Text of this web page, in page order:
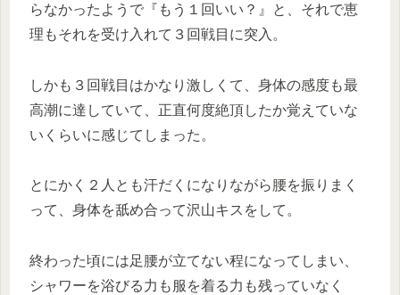
らなかったようで『もう１回いい？』と、それで恵
理もそれを受け入れて３回戦目に突入。
しかも３回戦目はかなり激しくて、身体の感度も最
高潮に達していて、正直何度絶頂したか覚えていな
いくらいに感じてしまった。
とにかく２人とも汗だくになりながら腰を振りまく
って、身体を舐め合って沢山キスをして。
終わった頃には足腰が立てない程になってしまい、
シャワーを浴びる力も服を着る力も残っていなく